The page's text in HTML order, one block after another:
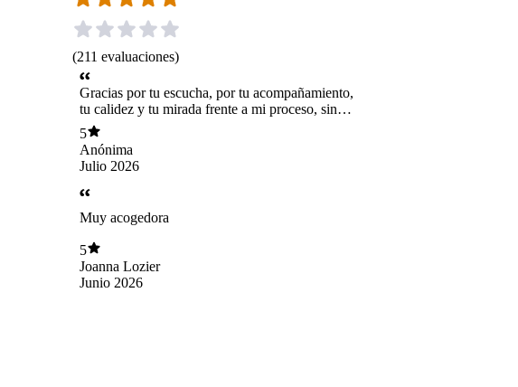
(211 evaluaciones)
Gracias por tu escucha, por tu acompañamiento,
tu calidez y tu mirada frente a mi proceso, sin
duda sin tu compañia nada sería posible
5
Anónima
Julio 2026
Muy acogedora
5
Joanna Lozier
Junio 2026